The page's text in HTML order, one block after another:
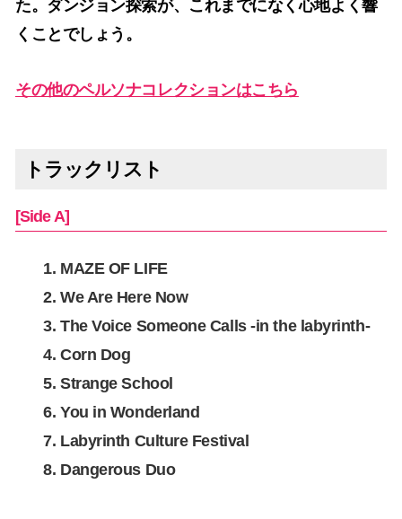
た。ダンジョン探索が、これまでになく心地よく響
くことでしょう。
その他のペルソナコレクションはこちら
トラックリスト
[Side A]
MAZE OF LIFE
We Are Here Now
The Voice Someone Calls -in the labyrinth-
Corn Dog
Strange School
You in Wonderland
Labyrinth Culture Festival
Dangerous Duo